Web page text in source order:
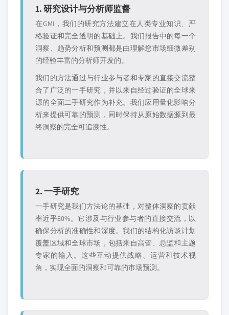
1. 研究设计与分析师监督
在GMI，我们的研究方法建立在人类专业知识、严
格验证和完全透明的基础上。我们报告中的每一个
洞察、趋势分析和预测都是由理解您市场细微差别
的经验丰富的分析师开发的。
我们的方法通过与行业参与者和专家的直接交流整
合了广泛的一手研究，并以来自经过验证的全球来
源的全面二手研究作为补充。我们应用量化影响分
析来提供可靠的预测，同时保持从原始数据源到最
终洞察的完全可追溯性。
2. 一手研究
一手研究是我们方法论的基础，对整体洞察的贡献
率近乎80%。它涉及与行业参与者的直接交流，以
确保分析的准确性和深度。我们的结构化访谈计划
覆盖区域和全球市场，包括来自高管、总监和主题
专家的输入。这些互动提供战略、运营和技术视
角，实现全面的洞察和可靠的市场预测。